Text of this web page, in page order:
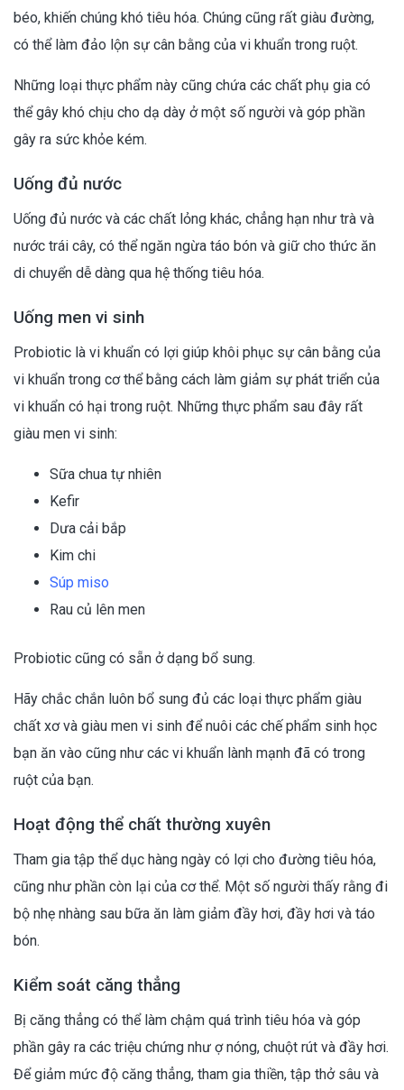
béo, khiến chúng khó tiêu hóa. Chúng cũng rất giàu đường,
có thể làm đảo lộn sự cân bằng của vi khuẩn trong ruột.
Những loại thực phẩm này cũng chứa các chất phụ gia có
thể gây khó chịu cho dạ dày ở một số người và góp phần
gây ra sức khỏe kém.
Uống đủ nước
Uống đủ nước và các chất lỏng khác, chẳng hạn như trà và
nước trái cây, có thể ngăn ngừa táo bón và giữ cho thức ăn
di chuyển dễ dàng qua hệ thống tiêu hóa.
Uống men vi sinh
Probiotic là vi khuẩn có lợi giúp khôi phục sự cân bằng của
vi khuẩn trong cơ thể bằng cách làm giảm sự phát triển của
vi khuẩn có hại trong ruột. Những thực phẩm sau đây rất
giàu men vi sinh:
Sữa chua tự nhiên
Kefir
Dưa cải bắp
Kim chi
Súp miso
Rau củ lên men
Probiotic cũng có sẵn ở dạng bổ sung.
Hãy chắc chắn luôn bổ sung đủ các loại thực phẩm giàu
chất xơ và giàu men vi sinh để nuôi các chế phẩm sinh học
bạn ăn vào cũng như các vi khuẩn lành mạnh đã có trong
ruột của bạn.
Hoạt động thể chất thường xuyên
Tham gia tập thể dục hàng ngày có lợi cho đường tiêu hóa,
cũng như phần còn lại của cơ thể. Một số người thấy rằng đi
bộ nhẹ nhàng sau bữa ăn làm giảm đầy hơi, đầy hơi và táo
bón.
Kiểm soát căng thẳng
Bị căng thẳng có thể làm chậm quá trình tiêu hóa và góp
phần gây ra các triệu chứng như ợ nóng, chuột rút và đầy hơi.
Để giảm mức độ căng thẳng, tham gia thiền, tập thở sâu và